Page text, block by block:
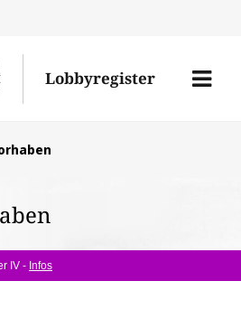
Lobbyregister
Menü
IV - Infos